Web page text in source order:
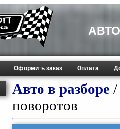
Оформить заказ Оплата
Авто в разборе /
поворотов